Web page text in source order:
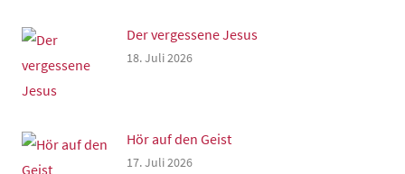
Der vergessene Jesus
18. Juli 2026
Hör auf den Geist
17. Juli 2026